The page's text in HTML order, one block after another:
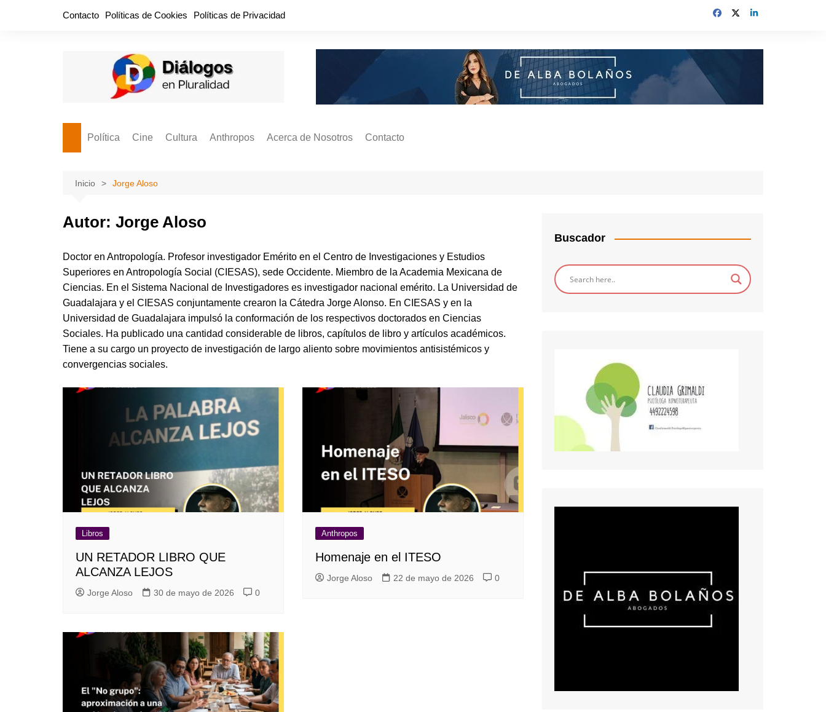
Contacto Políticas de Cookies Políticas de Privacidad
Política
Cabos Sueltos
Disruptor
El Cardenche
Guerra de Encuestas
Línea Dura
Sin rodeos
Valor Público
Cine
FILMOGRAFÍAS
Cultura
Libros
Poesía
Anthropos
Hemeródromo
Ideas Políticas
La vida Breve
Líderes inspiradores
Pedagogía Jurídica
REFLEXIONES
Ya regresé
Acerca de Nosotros Contacto
Inicio Jorge Aloso
Autor: Jorge Aloso
Doctor en Antropología. Profesor investigador Emérito en el Centro de Investigaciones y Estudios
Superiores en Antropología Social (CIESAS), sede Occidente. Miembro de la Academia Mexicana de
Ciencias. En el Sistema Nacional de Investigadores es investigador nacional emérito. La Universidad de
Guadalajara y el CIESAS conjuntamente crearon la Cátedra Jorge Alonso. En CIESAS y en la
Universidad de Guadalajara impulsó la conformación de los respectivos doctorados en Ciencias
Sociales. Ha publicado una cantidad considerable de libros, capítulos de libro y artículos académicos.
Tiene a su cargo un proyecto de investigación de largo aliento sobre movimientos antisistémicos y
convergencias sociales.
Libros
UN RETADOR LIBRO QUE
ALCANZA LEJOS
Jorge Aloso 30 de mayo de 2026 0
Anthropos
Homenaje en el ITESO
Jorge Aloso 22 de mayo de 2026 0
Buscador